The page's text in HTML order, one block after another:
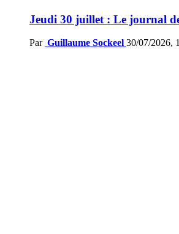
Jeudi 30 juillet : Le journal
Par Guillaume Sockeel 30/07/2026,